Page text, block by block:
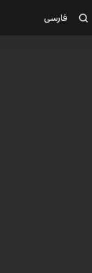
فارسی